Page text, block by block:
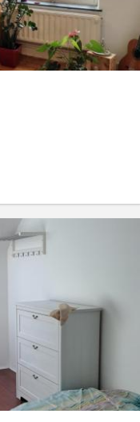
– Quartier de l'Hocaille
lumineux et idéalement
notre colocation de 3
! ​📍 Localisation
très recherché de...